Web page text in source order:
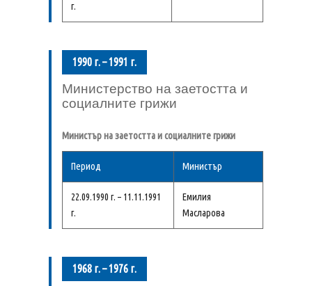
г.
1990 г. – 1991 г.
Министерство на заетостта и
социалните грижи
Министър на заетостта и социалните грижи
Период Министър
22.09.1990 г. – 11.11.1991
г.
Емилия
Масларова
1968 г. – 1976 г.